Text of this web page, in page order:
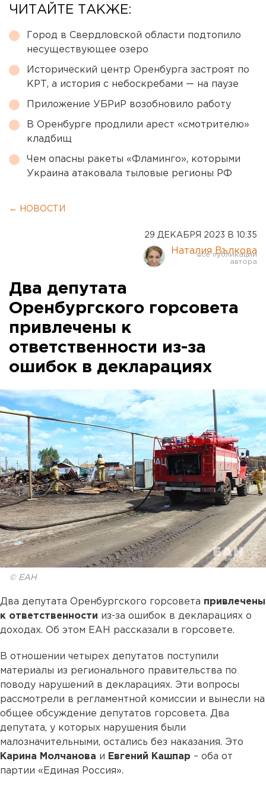
ЧИТАЙТЕ ТАКЖЕ:
Город в Свердловской области подтопило
несуществующее озеро
Исторический центр Оренбурга застроят по
КРТ, а история с небоскребами — на паузе
Приложение УБРиР возобновило работу
В Оренбурге продлили арест «смотрителю»
кладбищ
Чем опасны ракеты «Фламинго», которыми
Украина атаковала тыловые регионы РФ
← НОВОСТИ
29 ДЕКАБРЯ 2023 В 10:35
Наталия Вълкова
Два депутата
Оренбургского горсовета
привлечены к
ответственности из-за
ошибок в декларациях
© ЕАН
Два депутата Оренбургского горсовета привлечены
к ответственности из-за ошибок в декларациях о
доходах. Об этом ЕАН рассказали в горсовете.
В отношении четырех депутатов поступили
материалы из регионального правительства по
поводу нарушений в декларациях. Эти вопросы
рассмотрели в регламентной комиссии и вынесли на
общее обсуждение депутатов горсовета. Два
депутата, у которых нарушения были
малозначительными, остались без наказания. Это
Карина Молчанова и Евгений Кашпар – оба от
партии «Единая Россия».